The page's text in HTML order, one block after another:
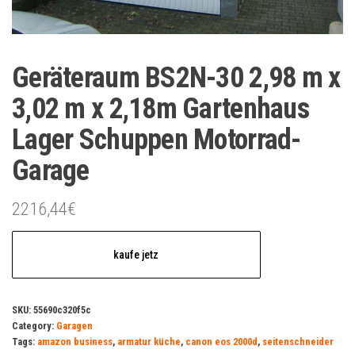
Geräteraum BS2N-30 2,98 m x
3,02 m x 2,18m Gartenhaus
Lager Schuppen Motorrad-
Garage
2216,44€
kaufe jetz
SKU: 55690c320f5c
Category: Garagen
Tags: amazon business, armatur küche, canon eos 2000d, seitenschneider